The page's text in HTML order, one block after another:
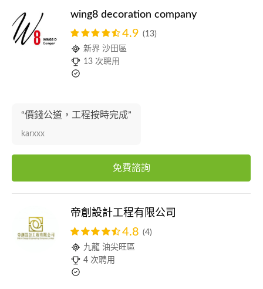
wing8 decoration company
4.9 (13)
新界 沙田區
13 次聘用
“價錢公道，工程按時完成”
karxxx
免費諮詢
帝創設計工程有限公司
4.8 (4)
九龍 油尖旺區
4 次聘用